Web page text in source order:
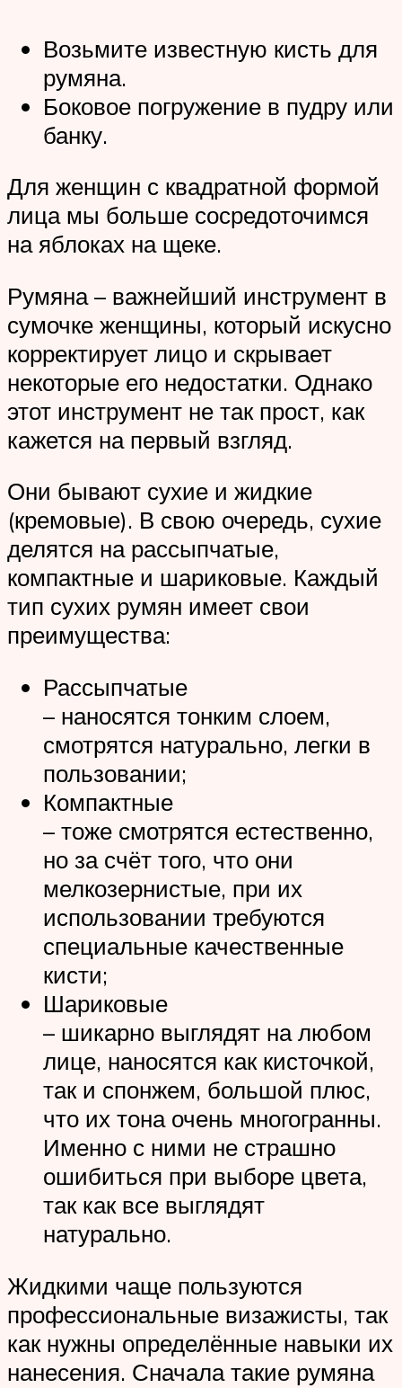
Возьмите известную кисть для
румяна.
Боковое погружение в пудру или
банку.
Для женщин с квадратной формой
лица мы больше сосредоточимся
на яблоках на щеке.
Румяна – важнейший инструмент в
сумочке женщины, который искусно
корректирует лицо и скрывает
некоторые его недостатки. Однако
этот инструмент не так прост, как
кажется на первый взгляд.
Они бывают сухие и жидкие
(кремовые). В свою очередь, сухие
делятся на рассыпчатые,
компактные и шариковые. Каждый
тип сухих румян имеет свои
преимущества:
Рассыпчатые
– наносятся тонким слоем,
смотрятся натурально, легки в
пользовании;
Компактные
– тоже смотрятся естественно,
но за счёт того, что они
мелкозернистые, при их
использовании требуются
специальные качественные
кисти;
Шариковые
– шикарно выглядят на любом
лице, наносятся как кисточкой,
так и спонжем, большой плюс,
что их тона очень многогранны.
Именно с ними не страшно
ошибиться при выборе цвета,
так как все выглядят
натурально.
Жидкими чаще пользуются
профессиональные визажисты, так
как нужны определённые навыки их
нанесения. Сначала такие румяна